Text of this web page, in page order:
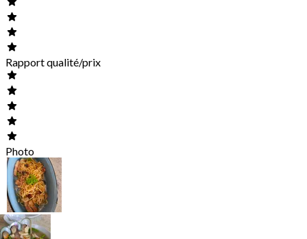
Rapport qualité/prix
Photo